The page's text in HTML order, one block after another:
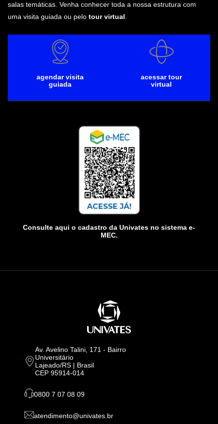
salas temáticas. Venha conhecer toda a nossa estrutura com
uma visita guiada ou pelo tour virtual.
agendar visita
guiada
acessar tour
virtual
Consulte aqui o cadastro da Univates no sistema e-
MEC.
Av. Avelino Talini, 171 - Bairro
Universitário
Lajeado/RS | Brasil
CEP 95914-014
0800 7 07 08 09
atendimento@univates.br